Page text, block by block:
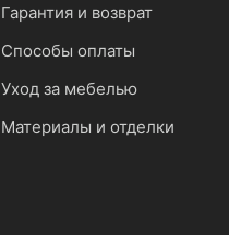
Гарантия и возврат
Способы оплаты
Уход за мебелью
Материалы и отделки